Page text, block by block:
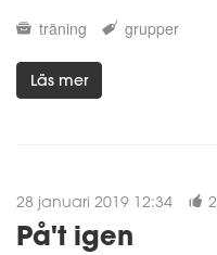
träning
grupper
Läs mer
28 januari 2019 12:34 2
På't igen